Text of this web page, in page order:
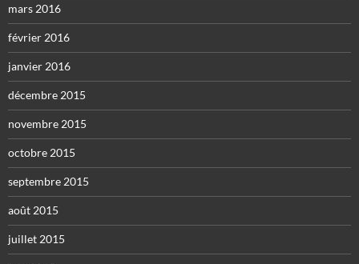
mars 2016
février 2016
janvier 2016
décembre 2015
novembre 2015
octobre 2015
septembre 2015
août 2015
juillet 2015